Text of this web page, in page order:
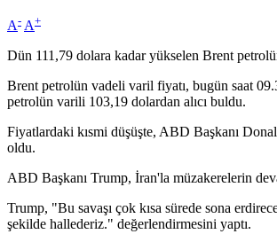
A- A+
Dün 111,79 dolara kadar yükselen Brent
Brent petrolün vadeli varil fiyatı, bugün saat
petrolün varili 103,19 dolardan alıcı buldu.
Fiyatlardaki kısmi düşüşte, ABD Başkanı
oldu.
ABD Başkanı Trump, İran'la müzakerelerin
Trump, "Bu savaşı çok kısa sürede sona
şekilde hallederiz." değerlendirmesini yaptı.